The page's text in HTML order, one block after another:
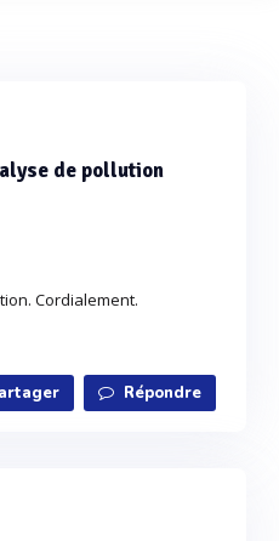
de pollution
Cordialement.
Répondre